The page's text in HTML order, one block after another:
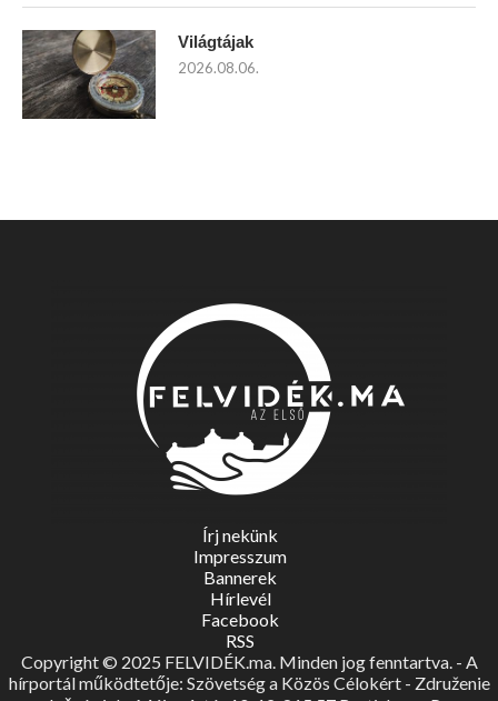
Világtájak
2026.08.06.
Írj nekünk
Impresszum
Bannerek
Hírlevél
Facebook
RSS
Copyright © 2025 FELVIDÉK.ma. Minden jog fenntartva. - A
hírportál működtetője: Szövetség a Közös Célokért - Združenie